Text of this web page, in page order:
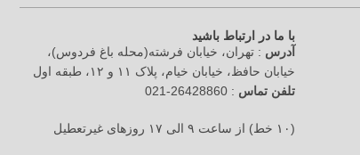
با ما در ارتباط باشید
آدرس : تهران، خیابان فرشته(محله باغ فردوس)،
خیابان حافظ، خیابان خیام، پلاک ۱۱ و ۱۲، طبقه اول
تلفن تماس : 26428860-021
(۱۰ خط) از ساعت ۹ الی ۱۷ روزهای غیرتعطیل